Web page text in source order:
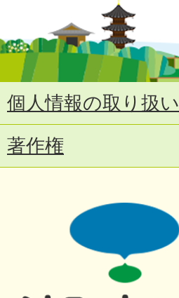
個人情報の取り扱い
著作権